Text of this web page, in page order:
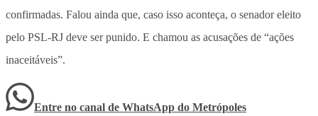
confirmadas. Falou ainda que, caso isso aconteça, o senador eleito
pelo PSL-RJ deve ser punido. E chamou as acusações de “ações
inaceitáveis”.
Entre no canal de WhatsApp do Metrópoles